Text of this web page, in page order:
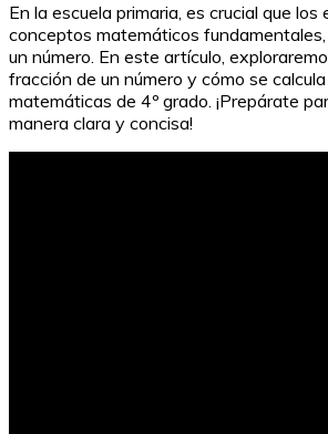
En la escuela primaria, es crucial que
conceptos matemáticos
un número. En este artículo,
fracción de un número y cómo se
matemáticas de 4º grado. ¡Prepárate
manera clara y concisa!